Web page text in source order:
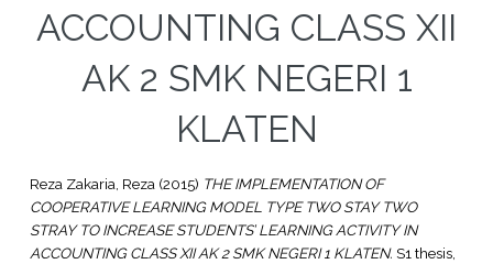
ACCOUNTING CLASS XII
AK 2 SMK NEGERI 1
KLATEN
Reza Zakaria, Reza(2015) THE IMPLEMENTATION OF
COOPERATIVE LEARNING MODEL TYPE TWO STAY TWO
STRAY TO INCREASE STUDENTS’ LEARNING ACTIVITY IN
ACCOUNTING CLASS XII AK 2 SMK NEGERI 1 KLATEN. S1 thesis,